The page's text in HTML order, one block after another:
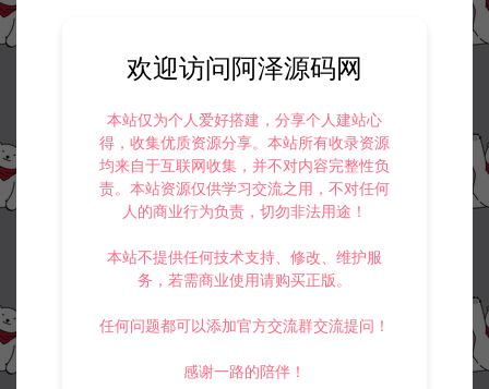
此资源下载价格为 50 星钻，请先 登录
收藏 (0) 打赏 点赞 (0)
本站资源售价只是赞助，收取费用仅维持本站的日常运营所需。
欢迎访问阿泽源码网
本站仅为个人爱好搭建，分享个人建站心
得，收集优质资源分享。本站所有收录资源
均来自于互联网收集，并不对内容完整性负
责。本站资源仅供学习交流之用，不对任何
人的商业行为负责，切勿非法用途！
本站不提供任何技术支持、修改、维护服
务，若需商业使用请购买正版。
任何问题都可以添加官方交流群交流提问！
感谢一路的陪伴！